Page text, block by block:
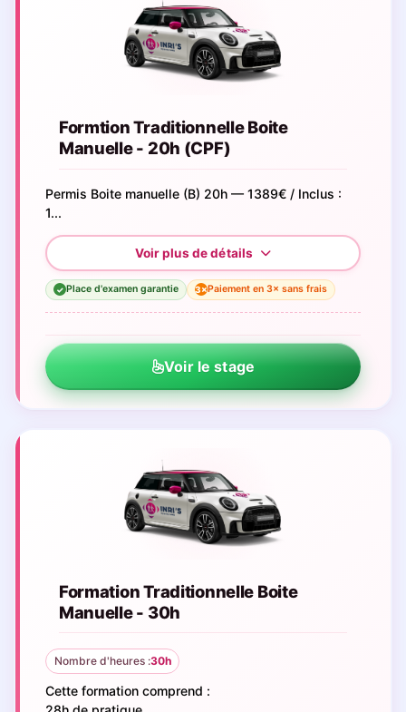
Formtion Traditionnelle Boite
Manuelle - 20h (CPF)
Permis Boite manuelle (B) 20h — 1389€ / Inclus :
1...
✓ Place d'examen garantie 3×Paiement en 3× sans frais
Voir le stage
Formation Traditionnelle Boite
Manuelle - 30h
Nombre d'heures :30h
Cette formation comprend :